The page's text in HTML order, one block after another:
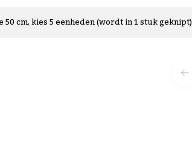
50 cm, kies 5 eenheden (wordt in 1 stuk geknipt)